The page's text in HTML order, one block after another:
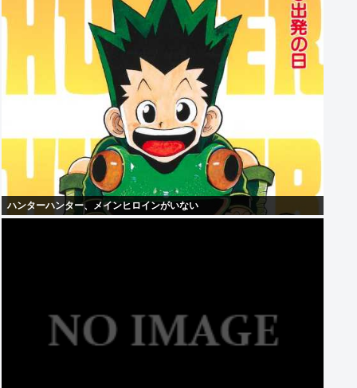
ハンターハンター、メインヒロインがいない